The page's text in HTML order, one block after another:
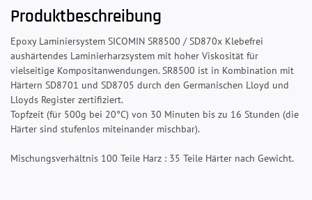
Produktbeschreibung
Epoxy Laminiersystem SICOMIN SR8500 / SD870x Klebefrei
aushärtendes Laminierharzsystem mit hoher Viskosität für
vielseitige Kompositanwendungen. SR8500 ist in Kombination mit
Härtern SD8701 und SD8705 durch den Germanischen Lloyd und
Lloyds Register zertifiziert.
Topfzeit (für 500g bei 20°C) von 30 Minuten bis zu 16 Stunden (die
Härter sind stufenlos miteinander mischbar).
Mischungsverhältnis 100 Teile Harz : 35 Teile Härter nach Gewicht.